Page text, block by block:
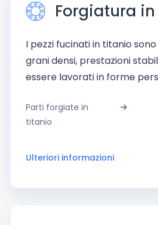
Forgiatura
I pezzi fucinati in titanio
grani densi, prestazioni
essere lavorati in forme
Parti forgiate in
titanio
Ulteriori informazioni